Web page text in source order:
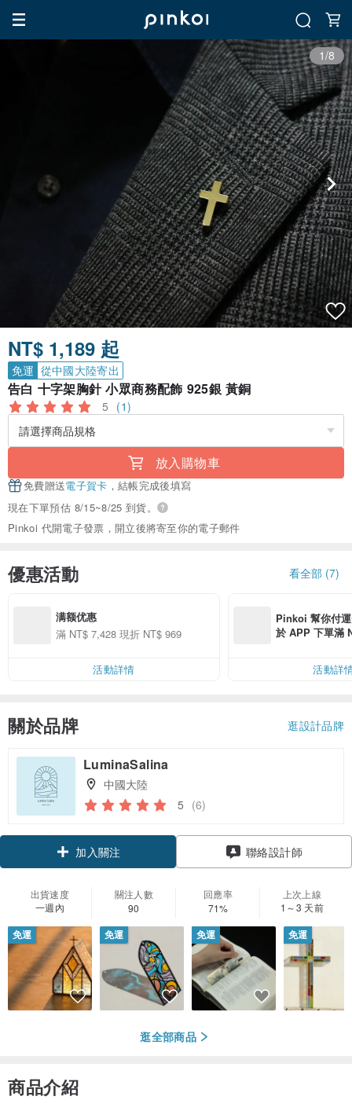
1/8
NT$ 1,189 起
免運 從中國大陸寄出
告白 十字架胸針 小眾商務配飾 925銀 黃銅
5 (1)
放入購物車
免費贈送電子賀卡 ，結帳完成後填寫
現在下單預估 8/15~8/25 到貨。
Pinkoi 代開電子發票，開立後將寄至你的電子郵件
優惠活動 看全部 (7)
满额优惠
滿 NT$ 7,428 現折 NT$ 969
活動詳情
Pinkoi 幫你付
於 APP 下單滿
活動詳
關於品牌 逛設計品牌
LuminaSalina
中國大陸
5 (6)
加入關注 聯絡設計師
出貨速度
一週內
關注人數
90
回應率
71%
上次上線
1～3 天前
免運 免運 免運 免運
逛全部商品
商品介紹